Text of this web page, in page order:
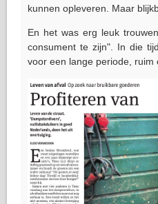
kunnen opleveren. Maar
En het was erg leuk
consument te zijn". In die
voor een lange periode, ruim